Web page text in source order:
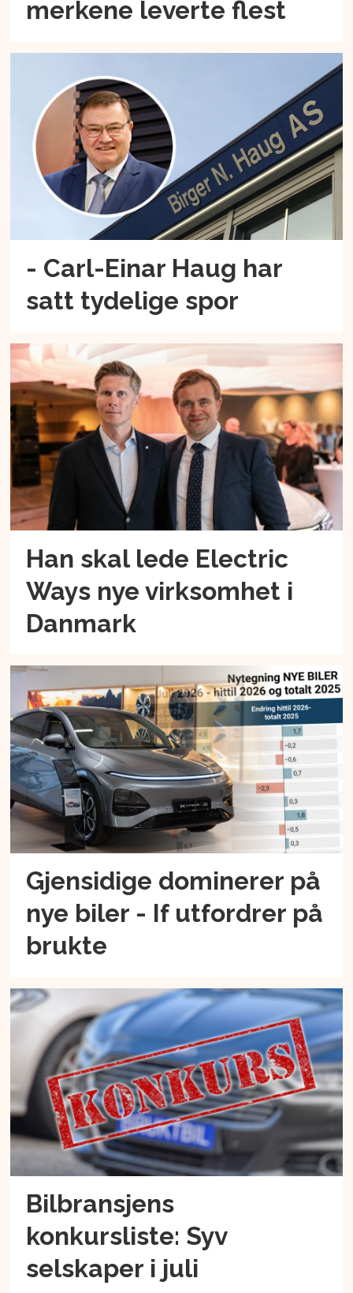
merkene leverte flest
- Carl-Einar Haug har
satt tydelige spor
Han skal lede Electric
Ways nye virksomhet i
Danmark
Gjensidige dominerer på
nye biler - If utfordrer på
brukte
Bilbransjens
konkursliste: Syv
selskaper i juli